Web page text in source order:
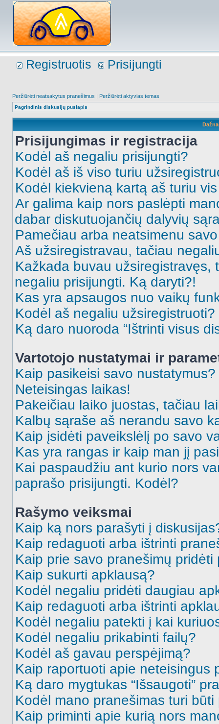
Registruotis Prisijungti
Peržiūrėti neatsakytus pranešimus | Peržiūrėti aktyvias temas
Pagrindinis diskusijų puslapis
Prisijungimas ir registracija
Kodėl aš negaliu prisijungti?
Kodėl aš iš viso turiu
Kodėl kiekvieną kartą aš turiu
Ar galima kaip nors paslėpti
dabar diskutuojančių dalyvių
Pamečiau arba neatsimenu
Aš užsiregistravau, tačiau
Kažkada buvau užsiregistravęs,
negaliu prisijungti. Ką daryti?!
Kas yra apsaugos nuo vaikų
Kodėl aš negaliu užsiregistruoti?
Ką daro nuoroda “Ištrinti visus
Vartotojo nustatymai ir
Kaip pasikeisi savo nustatymus?
Neteisingas laikas!
Pakeičiau laiko juostas, tačiau
Kalbų sąraše aš nerandu savo
Kaip įsidėti paveikslėlį po savo
Kas yra rangas ir kaip man jį
Kai paspaudžiu ant kurio nors
paprašo prisijungti. Kodėl?
Rašymo veiksmai
Kaip ką nors parašyti į
Kaip redaguoti arba ištrinti
Kaip prie savo pranešimų pridėti
Kaip sukurti apklausą?
Kodėl negaliu pridėti daugiau
Kaip redaguoti arba ištrinti
Kodėl negaliu patekti į kai
Kodėl negaliu prikabinti failų?
Kodėl aš gavau perspėjimą?
Kaip raportuoti apie neteisingus
Ką daro mygtukas “Išsaugoti”
Kodėl mano pranešimas turi būti
Kaip priminti apie kurią nors